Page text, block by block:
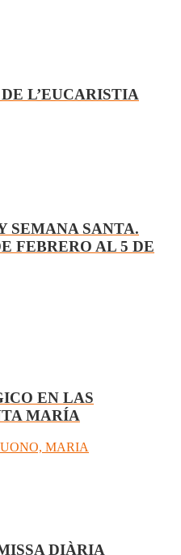
L’EUCARISTIA
SEMANA SANTA.
FEBRERO AL 5 DE
EN LAS
MARÍA
MARIA
DIÀRIA